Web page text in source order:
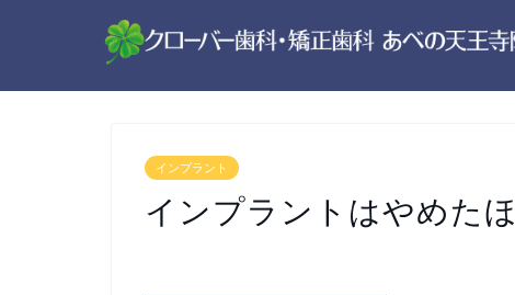
インプラント
インプラントはやめた